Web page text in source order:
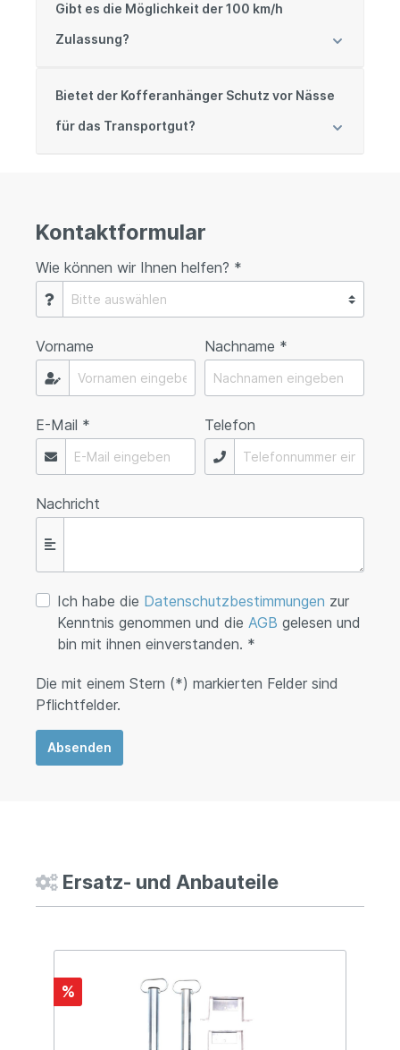
Gibt es die Möglichkeit der 100 km/h
Zulassung?
Bietet der Kofferanhänger Schutz vor Nässe
für das Transportgut?
Kontaktformular
Wie können wir Ihnen helfen? *
Vorname Nachname *
E-Mail * Telefon
Nachricht
Ich habe die Datenschutzbestimmungen zur
Kenntnis genommen und die AGB gelesen und
bin mit ihnen einverstanden. *
Die mit einem Stern (*) markierten Felder sind
Pflichtfelder.
Absenden
Ersatz- und Anbauteile
%